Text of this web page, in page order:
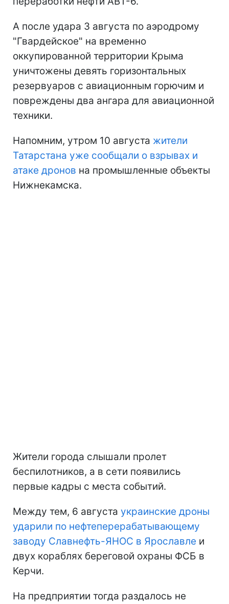
А после удара 3 августа по аэродрому
"Гвардейское" на временно
оккупированной территории Крыма
уничтожены девять горизонтальных
резервуаров с авиационным горючим и
повреждены два ангара для авиационной
техники.
Напомним, утром 10 августа жители
Татарстана уже сообщали о взрывах и
атаке дронов на промышленные объекты
Нижнекамска.
Жители города слышали пролет
беспилотников, а в сети появились
первые кадры с места событий.
Между тем, 6 августа украинские дроны
ударили по нефтеперерабатывающему
заводу Славнефть-ЯНОС в Ярославле и
двух кораблях береговой охраны ФСБ в
Керчи.
На предприятии тогда раздалось не